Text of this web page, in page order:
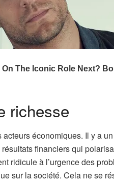
richesse
économiques. Il y a
financiers qui
ridicule à l’urgence des
sur la société. Cela ne se